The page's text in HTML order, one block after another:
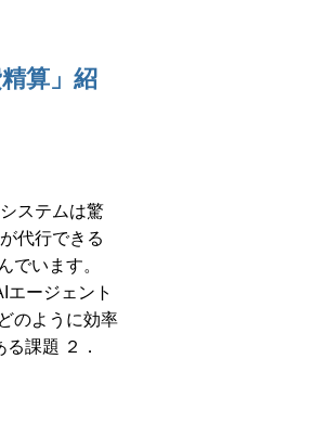
算」紹
ステムは驚
代行できる
でいます。
ージェント
のように効率
課題 ２．